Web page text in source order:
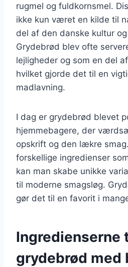
rugmel og fuldkornsmel.
ikke kun været en kilde til
del af den danske kultur
Grydebrød blev ofte
lejligheder og som en del
hvilket gjorde det til en
madlavning.
I dag er grydebrød blevet
hjemmebagere, der
opskrift og den lækre
forskellige ingredienser
kan man skabe unikke
til moderne smagsløg.
gør det til en favorit i
Ingredienserne
grydebrød med